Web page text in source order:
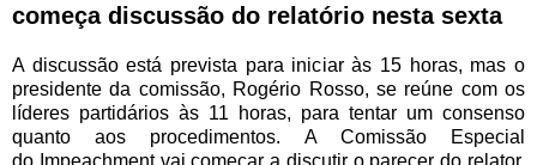
começa discussão do relatório nesta sexta
A discussão está prevista para iniciar às 15 horas, mas o
presidente da comissão, Rogério Rosso, se reúne com os
líderes partidários às 11 horas, para tentar um consenso
quanto aos procedimentos. A Comissão Especial
do Impeachment vai começar a discutir o parecer do relator,